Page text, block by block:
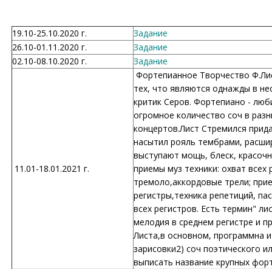
19.10-25.10.2020 г.
Задание
26.10-01.11.2020 г.
Задание
02.10-08.10.2020 г.
Задание
11.01-18.01.2021 г.
Фортепианное Творчество
тех, что являются однажды в
критик Серов. Фортепиано -
огромное количество соч в
концертов.Лист Стремился
насытил рояль тембрами,
выступают мощь, блеск,
приемы муз техники: охват всех
тремоло,аккордовые трели;
регистры,техника репетиций,
всех регистров. Есть термин"
мелодия в среднем регистре и
Листа,в основном, программна
зарисовки2) соч поэтического
выписать название крупных